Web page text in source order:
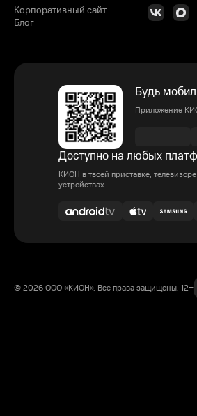
Корпоративный сайт
Блог
Будь
Приложение
Доступно на любых
КИОН в твоей приставке,
устройствах
© 2026 ООО «КИОН». Все права защищены. 12+